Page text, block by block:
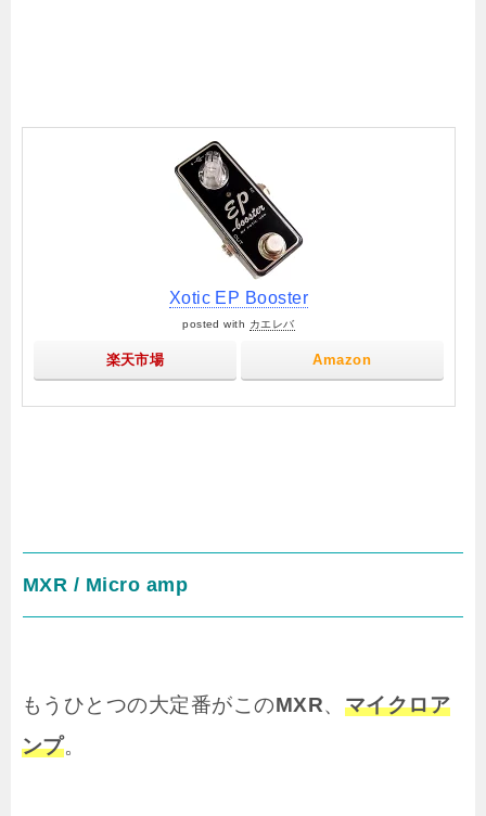
Xotic EP Booster
posted with カエレバ
楽天市場 Amazon
MXR / Micro amp
もうひとつの大定番がこのMXR、 マイクロア
ンプ。